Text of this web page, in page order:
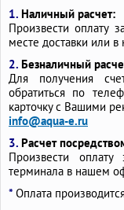
1. Наличный расчет:
Произвести оплату
месте доставки или
2. Безналичный
Для получения
обратиться по
карточку с Вашими
info@aqua-e.ru
3. Расчет
Произвести
терминала в нашем
* Оплата